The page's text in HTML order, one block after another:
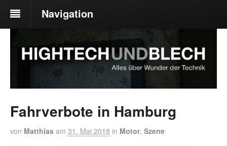
Navigation
Fahrverbote in Hamburg
von Matthias am 31. Mai 2018 in Motor, Szene